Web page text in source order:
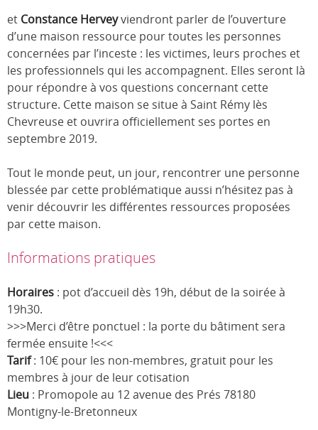
et Constance Herveyviendront parler de l’ouverture
d’une maison ressource pour toutes les personnes
concernées par l’inceste : les victimes, leurs proches et
les professionnels qui les accompagnent. Elles seront là
pour répondre à vos questions concernant cette
structure. Cette maison se situe à Saint Rémy lès
Chevreuse et ouvrira officiellement ses portes en
septembre 2019.
Tout le monde peut, un jour, rencontrer une personne
blessée par cette problématique aussi n’hésitez pas à
venir découvrir les différentes ressources proposées
par cette maison.
Informations pratiques
Horaires : pot d’accueil dès 19h, début de la soirée à
19h30.
>>>Merci d’être ponctuel : la porte du bâtiment sera
fermée ensuite !<<<
Tarif: 10€ pour les non-membres, gratuit pour les
membres à jour de leur cotisation
Lieu : Promopole au 12 avenue des Prés 78180
Montigny-le-Bretonneux